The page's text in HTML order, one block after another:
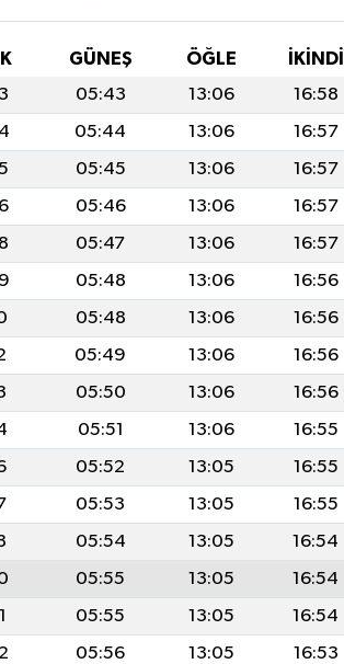
GÜNEŞ ÖĞLE İKINDI
05:43 13:06 16:58
05:44 13:06 16:57
05:45 13:06 16:57
05:46 13:06 16:57
05:47 13:06 16:57
05:48 13:06 16:56
05:48 13:06 16:56
05:49 13:06 16:56
05:50 13:06 16:56
05:51 13:06 16:55
05:52 13:05 16:55
05:53 13:05 16:55
05:54 13:05 16:54
05:55 13:05 16:54
05:55 13:05 16:54
05:56 13:05 16:53